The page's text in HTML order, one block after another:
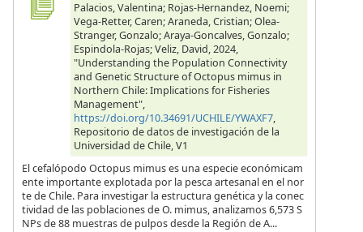
Palacios, Valentina; Rojas-Hernandez, Noemi;
Vega-Retter, Caren; Araneda, Cristian; Olea-
Stranger, Gonzalo; Araya-Goncalves, Gonzalo;
Espindola-Rojas; Veliz, David, 2024,
"Understanding the Population Connectivity
and Genetic Structure of Octopus mimus in
Northern Chile: Implications for Fisheries
Management",
https://doi.org/10.34691/UCHILE/YWAXF7,
Repositorio de datos de investigación de la
Universidad de Chile, V1
El cefalópodo Octopus mimus es una especie económicam
ente importante explotada por la pesca artesanal en el nor
te de Chile. Para investigar la estructura genética y la conec
tividad de las poblaciones de O. mimus, analizamos 6,573 S
NPs de 88 muestras de pulpos desde la Región de A...